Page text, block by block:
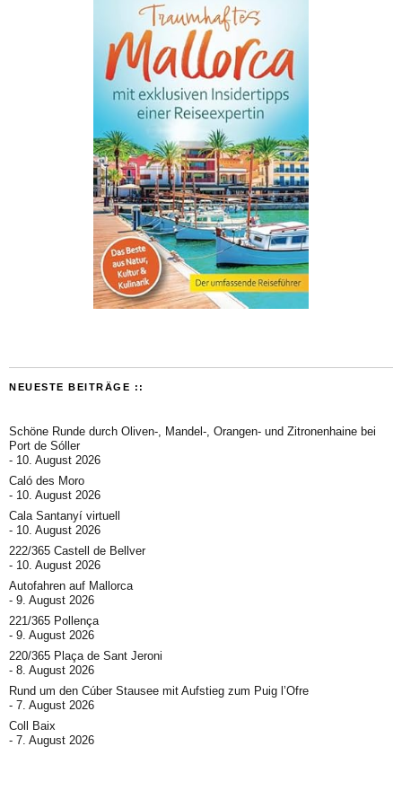
NEUESTE BEITRÄGE ::
Schöne Runde durch Oliven-, Mandel-, Orangen- und Zitronenhaine bei
Port de Sóller
10. August 2026
Caló des Moro
10. August 2026
Cala Santanyí virtuell
10. August 2026
222/365 Castell de Bellver
10. August 2026
Autofahren auf Mallorca
9. August 2026
221/365 Pollença
9. August 2026
220/365 Plaça de Sant Jeroni
8. August 2026
Rund um den Cúber Stausee mit Aufstieg zum Puig l’Ofre
7. August 2026
Coll Baix
7. August 2026